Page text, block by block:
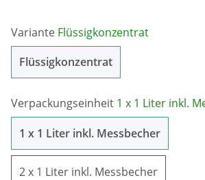
Variante Flüssigkonzentrat
FlüssigkonzentratFlüssigkonzentrat
Verpackungseinheit 1 x 1 Liter inkl.
1 x 1 Liter inkl. Messbecher1 x 1
2 x 1 Liter inkl. Messbecher2 x 1